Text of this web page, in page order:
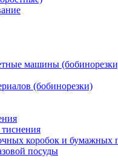
машины
(бобинорезки)
коробок и бумажных
посуды